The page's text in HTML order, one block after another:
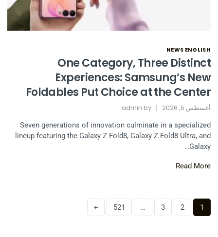
NEWS ENGLISH
One Category, Three Distinct
Experiences: Samsung’s New
Foldables Put Choice at the Center
أغسطس 5, 2026 admin
Seven generations of innovation culminate in a specialized
lineup featuring the Galaxy Z Fold8, Galaxy Z Fold8 Ultra, and
Galaxy…
Read More
1
2
3
…
521